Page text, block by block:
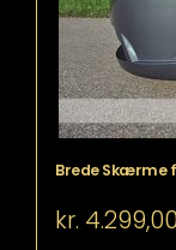
Brede Skærme
kr. 4.299,00